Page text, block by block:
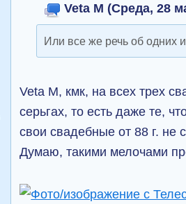
Veta M (Среда, 28
Или все же речь об одних
Veta M, кмк, на всех трех
серьгах, то есть даже те,
свои свадебные от 88 г. не
Думаю, такими мелочами